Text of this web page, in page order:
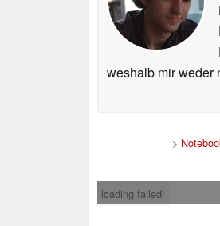
weshalb mir weder
>
loading failed!